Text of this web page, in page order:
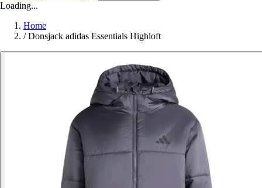
Loading...
Home
/ Donsjack adidas Essentials Highloft